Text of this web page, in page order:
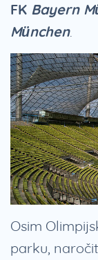
FK Bayern
München.
Osim
parku,